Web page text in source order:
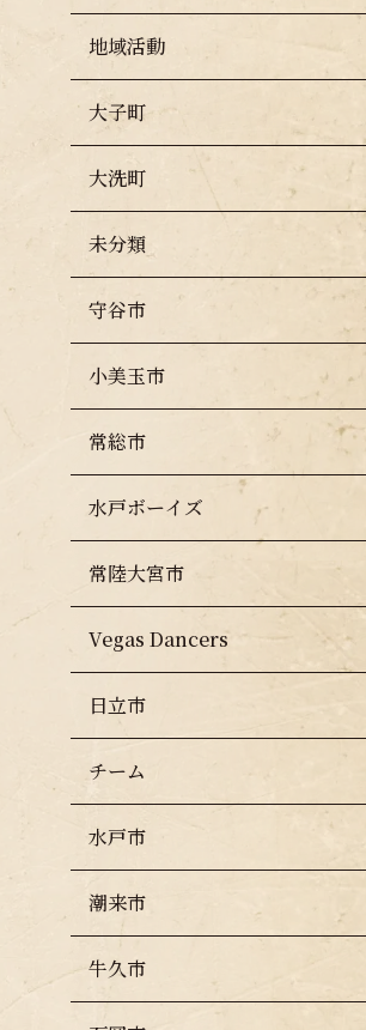
地域活動
大子町
大洗町
未分類
守谷市
小美玉市
常総市
水戸ボーイズ
常陸大宮市
Vegas Dancers
日立市
チーム
水戸市
潮来市
牛久市